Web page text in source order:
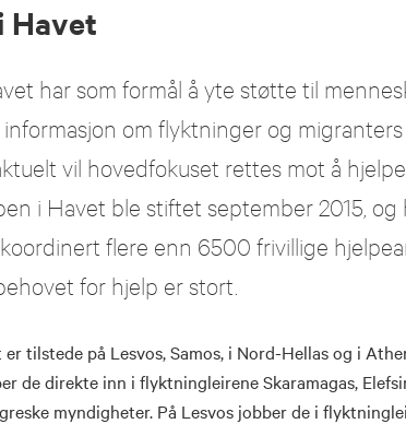
Havet
har som formål å yte støtte til
om flyktninger og migranters
vil hovedfokuset rettes mot å
i Havet ble stiftet september 2015, og
flere enn 6500 frivillige
for hjelp er stort.
tilstede på Lesvos, Samos, i Nord-Hellas og i
de direkte inn i flyktningleirene Skaramagas,
myndigheter. På Lesvos jobber de i